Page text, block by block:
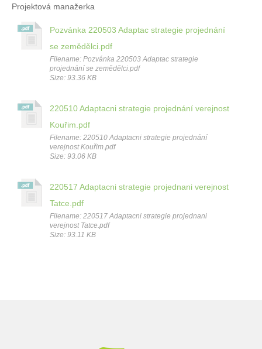
Projektová manažerka
Pozvánka 220503 Adaptac strategie projednání
se zemědělci.pdf
Filename: Pozvánka 220503 Adaptac strategie
projednání se zemědělci.pdf
Size: 93.36 KB
220510 Adaptacni strategie projednání verejnost
Kouřim.pdf
Filename: 220510 Adaptacni strategie projednání
verejnost Kouřim.pdf
Size: 93.06 KB
220517 Adaptacni strategie projednani verejnost
Tatce.pdf
Filename: 220517 Adaptacni strategie projednani
verejnost Tatce.pdf
Size: 93.11 KB